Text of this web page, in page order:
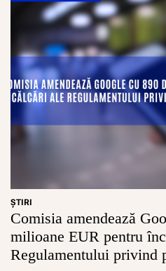
ŞTIRI
Comisia amendează
milioane EUR pentru
Regulamentului privind